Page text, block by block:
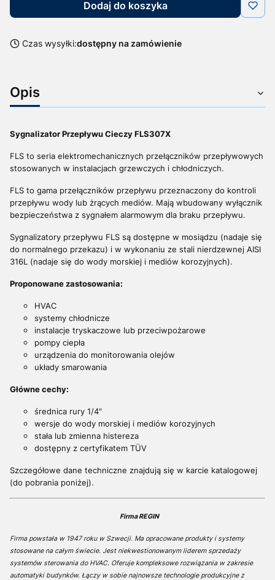
Dodaj do koszyka
Czas wysyłki:dostępny na zamówienie
Opis
Sygnalizator Przepływu Cieczy FLS307X
FLS to seria elektromechanicznych przełączników przepływowych
stosowanych w instalacjach grzewczych i chłodniczych.
FLS to gama przełączników przepływu przeznaczony do kontroli
przepływu wody lub żrących mediów. Mają wbudowany wyłącznik
bezpieczeństwa z sygnałem alarmowym dla braku przepływu.
Sygnalizatory przepływu FLS są dostępne w mosiądzu (nadaje się
do normalnego przekazu) i w wykonaniu ze stali nierdzewnej AISI
316L (nadaje się do wody morskiej i mediów korozyjnych).
Proponowane zastosowania:
HVAC
systemy chłodnicze
instalacje tryskaczowe lub przeciwpożarowe
pompy ciepła
urządzenia do monitorowania olejów
układy smarowania
Główne cechy:
średnica rury 1/4"
wersje do wody morskiej i mediów korozyjnych
stała lub zmienna histereza
dostępny z certyfikatem TÜV
Szczegółowe dane techniczne znajdują się w karcie katalogowej
(do pobrania poniżej).
Firma REGIN
Firma powstała w 1947 roku w Szwecji. Ma opracowane produkty i systemy
stosowane na całym świecie. Jest niekwestionowanym liderem sprzedaży
systemów sterowania do HVAC. Oferuje kompleksowe rozwiązania w zakresie
automatyki budynków. Łączy w sobie najnowsze technologie produkcyjne z